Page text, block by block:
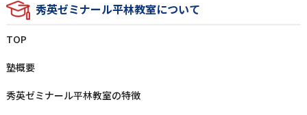
秀英ゼミナール平林教室について
TOP
塾概要
秀英ゼミナール平林教室の特徴